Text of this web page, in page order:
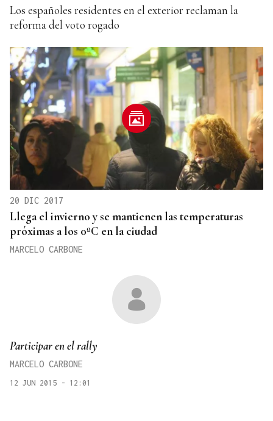
Los españoles residentes en el exterior reclaman la
reforma del voto rogado
20 DIC 2017
Llega el invierno y se mantienen las temperaturas
próximas a los 0ºC en la ciudad
MARCELO CARBONE
Participar en el rally
MARCELO CARBONE
12 JUN 2015 - 12:01